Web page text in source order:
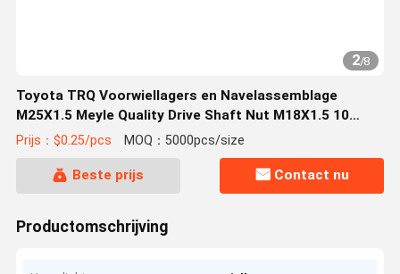
2/8
Toyota TRQ Voorwiellagers en Navelassemblage
M25X1.5 Meyle Quality Drive Shaft Nut M18X1.5 10
Grade 9017918004 1004980651 1004980627
Prijs：$0.25/pcs MOQ：5000pcs/size
Beste prijs Contact nu
Productomschrijving